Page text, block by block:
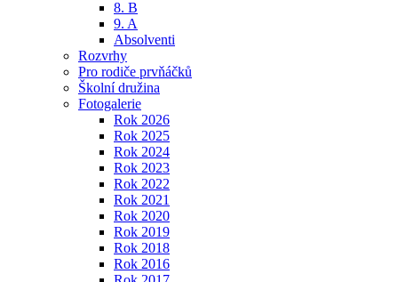
8. B
9. A
Absolventi
Rozvrhy
Pro rodiče prvňáčků
Školní družina
Fotogalerie
Rok 2026
Rok 2025
Rok 2024
Rok 2023
Rok 2022
Rok 2021
Rok 2020
Rok 2019
Rok 2018
Rok 2016